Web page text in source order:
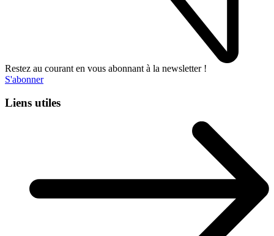
Restez au courant en vous abonnant à la newsletter !
S'abonner
Liens utiles